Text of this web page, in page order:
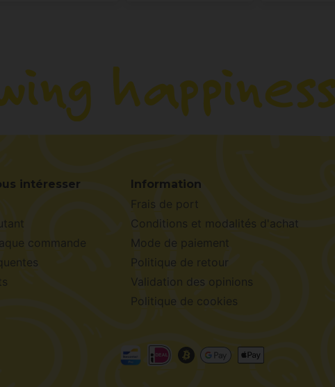
intéresser
commande
Information
Frais de port
Conditions et modalités d'achat
Mode de paiement
Politique de retour
Validation des opinions
Politique de cookies